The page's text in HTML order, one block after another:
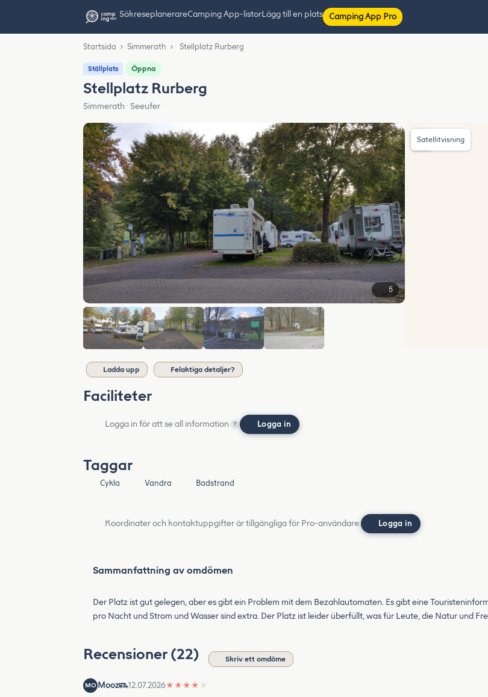
SökreseplanerareCamping App-listorLägg till en plats Camping App Pro
Startsida › Simmerath › Stellplatz Rurberg
Ställplats Öppna
Stellplatz Rurberg
Simmerath · Seeufer
5
Satellitvisning
Ladda upp Felaktiga detaljer?
Faciliteter
Logga in för att se all information ? Logga in
Taggar
Cykla Vandra Badstrand
Koordinater och kontaktuppgifter är tillgängliga för Pro-användare. Logga in
Sammanfattning av omdömen
Der Platz ist gut gelegen, aber es gibt ein Problem mit dem Bezahlautomaten. Es gibt eine
pro Nacht und Strom und Wasser sind extra. Der Platz ist leider überfüllt, was für Leute, die Natur und
Recensioner (22) Skriv ett omdöme
MO Mooz 12.07.2026★ ★ ★ ★ ★